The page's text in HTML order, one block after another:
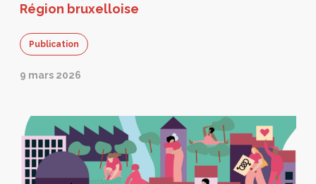
Région bruxelloise
Publication
9 mars 2026